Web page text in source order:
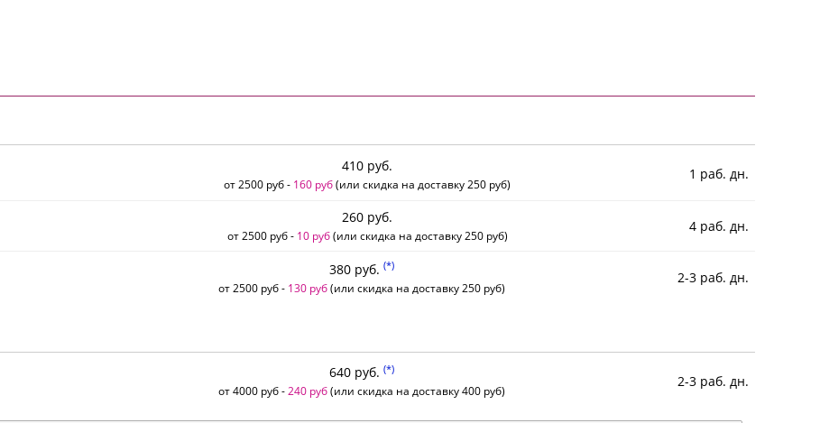
410 руб.
от 2500 руб - 160 руб(или скидка на доставку 250 руб)
1 раб. дн.
260 руб.
от 2500 руб - 10 руб(или скидка на доставку 250 руб)
4 раб. дн.
380 руб. (*)
от 2500 руб - 130 руб(или скидка на доставку 250 руб)
2-3 раб. дн.
640 руб. (*)
от 4000 руб - 240 руб(или скидка на доставку 400 руб)
2-3 раб. дн.